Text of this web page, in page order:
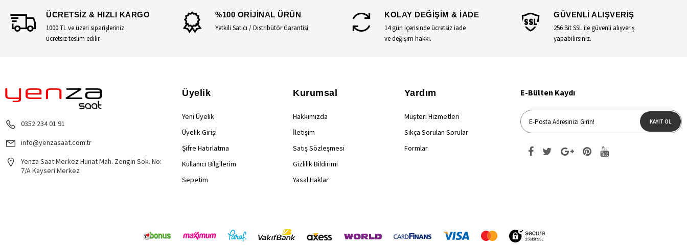
ÜCRETSİZ & HIZLI KARGO
1000 TL ve üzeri siparişleriniz
ücretsiz teslim edilir.
%100 ORİJİNAL ÜRÜN
Yetkili Satıcı / Distribütör Garantisi
KOLAY DEĞİŞİM & İADE
14 gün içerisinde ücretsiz iade
ve değişim hakkı.
GÜVENLİ ALIŞVERİŞ
256 Bit SSL ile güvenli alışveriş
yapabilirsiniz.
0352 234 01 91
info@yenzasaat.com.tr
Yenza Saat Merkez Hunat Mah. Zengin Sok. No:
7/A Kayseri Merkez
Üyelik
Yeni Üyelik
Üyelik Girişi
Şifre Hatırlatma
Kullanıcı Bilgilerim
Sepetim
Kurumsal
Hakkımızda
İletişim
Satış Sözleşmesi
Gizlilik Bildirimi
Yasal Haklar
Yardım
Müşteri Hizmetleri
Sıkça Sorulan Sorular
Formlar
E-Bülten Kaydı
KAYIT OL